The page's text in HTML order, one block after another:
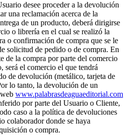
desee proceder a la devolución
una reclamación acerca de la
de un producto, deberá dirigirse
o librería en el cual se realizó la
o confirmación de compra que se le
solicitud de pedido o de compra. En
de la compra por parte del comercio
el comercio el que tendrá
de devolución (metálico, tarjeta de
lo tanto, la devolución de un
www.palabrasdeaguaeditorial.com
por parte del Usuario o Cliente,
caso a la política de devoluciones
colaborador donde se haya
o compra.